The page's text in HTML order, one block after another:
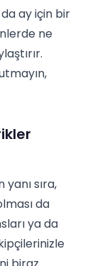
ay için bir
ne
sıra,
da
ya da